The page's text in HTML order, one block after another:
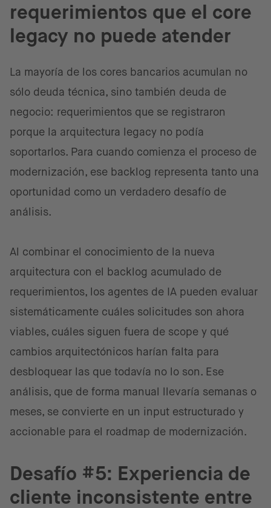
requerimientos que el core
legacy no puede atender
La mayoría de los cores bancarios acumulan no
sólo deuda técnica, sino también deuda de
negocio: requerimientos que se registraron
porque la arquitectura legacy no podía
soportarlos. Para cuando comienza el proceso de
modernización, ese backlog representa tanto una
oportunidad como un verdadero desafío de
análisis.
Al combinar el conocimiento de la nueva
arquitectura con el backlog acumulado de
requerimientos, los agentes de IA pueden evaluar
sistemáticamente cuáles solicitudes son ahora
viables, cuáles siguen fuera de scope y qué
cambios arquitectónicos harían falta para
desbloquear las que todavía no lo son. Ese
análisis, que de forma manual llevaría semanas o
meses, se convierte en un input estructurado y
accionable para el roadmap de modernización.
Desafío #5: Experiencia de
cliente inconsistente entre